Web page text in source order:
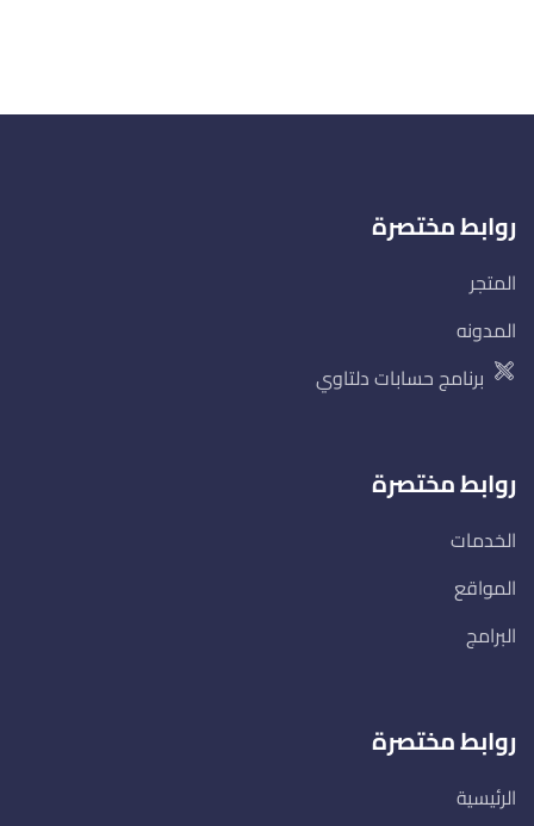
روابط مختصرة
المتجر
المدونه
برنامج حسابات دلتاوي
روابط مختصرة
الخدمات
المواقع
البرامج
روابط مختصرة
الرئيسية